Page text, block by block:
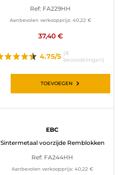
Ref: FA229HH
Aanbevolen verkoopprijs: 40,22 €
37,40 €
4.75/5 (8
beoordelingen)
TOEVOEGEN
EBC
Sintermetaal voorzijde Remblokken
Ref: FA244HH
Aanbevolen verkoopprijs: 40,22 €